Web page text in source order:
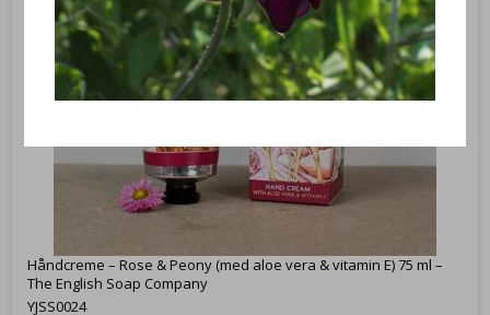
Håndcreme – Rose & Peony (med aloe vera & vitamin E) 75 ml –
The English Soap Company
YJSS0024